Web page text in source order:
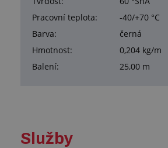
Pracovní teplota:
-40/+70 °C
Barva:
černá
Hmotnost:
0,204 kg/m
Balení:
25,00 m
Služby